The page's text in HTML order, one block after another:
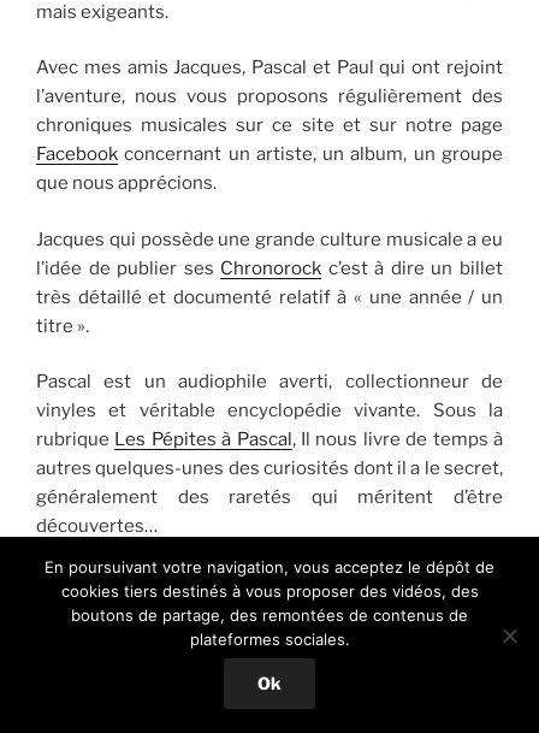
mais exigeants.
Avec mes amis Jacques, Pascal et Paul qui ont rejoint
l’aventure, nous vous proposons régulièrement des
chroniques musicales sur ce site et sur notre page
Facebook concernant un artiste, un album, un groupe
que nous apprécions.
Jacques qui possède une grande culture musicale a eu
l’idée de publier ses Chronorock c’est à dire un billet
très détaillé et documenté relatif à « une année / un
titre ».
Pascal est un audiophile averti, collectionneur de
vinyles et véritable encyclopédie vivante. Sous la
rubrique Les Pépites à Pascal , Il nous livre de temps à
autres quelques-unes des curiosités dont il a le secret,
généralement des raretés qui méritent d’être
découvertes…
Paul, amateur éclairé de musique rock et blues en
particulier, souhaite lui aussi nous faire part de ses
recommandations musicales sous la rubrique
En poursuivant votre navigation, vous acceptez le dépôt de
cookies tiers destinés à vous proposer des vidéos, des
boutons de partage, des remontées de contenus de
plateformes sociales.
Ok